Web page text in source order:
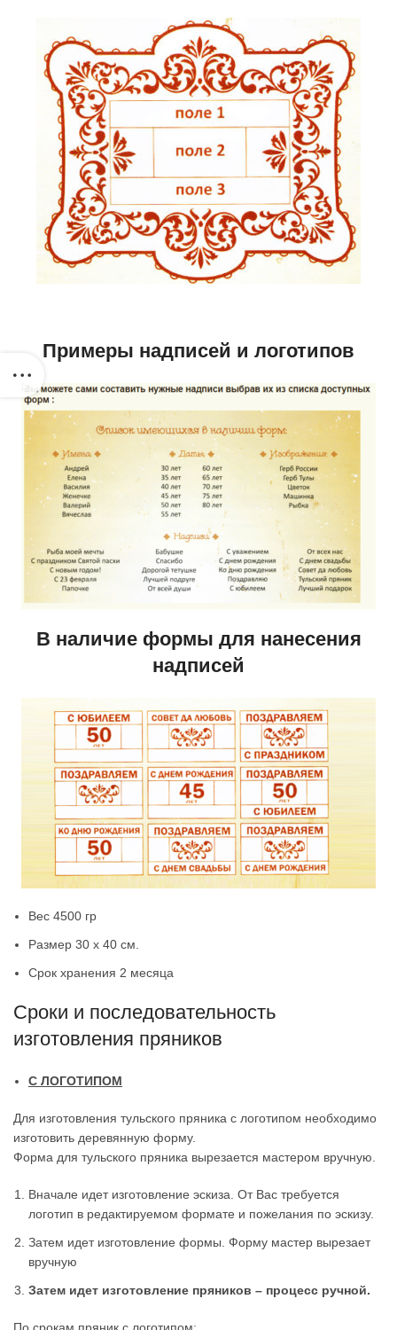
Примеры надписей и логотипов
В наличие формы для нанесения
надписей
Вес 4500 гр
Размер 30 х 40 см.
Срок хранения 2 месяца
Сроки и последовательность
изготовления пряников
С ЛОГОТИПОМ
Для изготовления тульского пряника с логотипом необходимо
изготовить деревянную форму.
Форма для тульского пряника вырезается мастером вручную.
Вначале идет изготовление эскиза. От Вас требуется
логотип в редактируемом формате и пожелания по эскизу.
Затем идет изготовление формы. Форму мастер вырезает
вручную
Затем идет изготовление пряников – процесс ручной.